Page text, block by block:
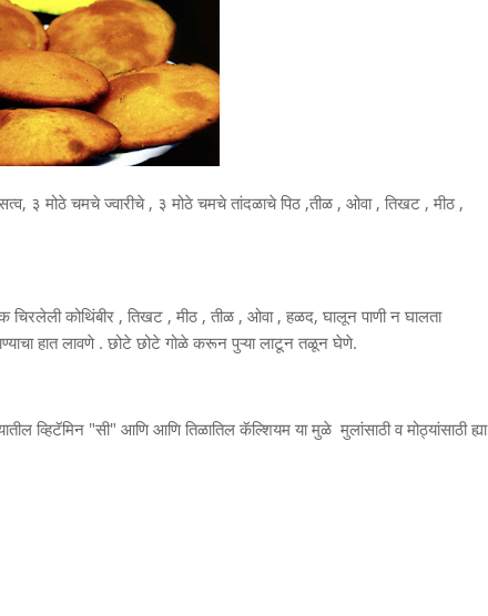
सत्व, ३ मोठे चमचे ज्वारीचे , ३ मोठे चमचे तांदळाचे पिठ ,तीळ , ओवा , तिखट , मीठ ,
कोथिंबीर , तिखट , मीठ , तीळ , ओवा , हळद, घालून पाणी न घालता
हात लावणे . छोटे छोटे गोळे करून पुऱ्या लाटून तळून घेणे.
व्हिटॅमिन "सी" आणि आणि तिळातिल कॅल्शियम या मुळे मुलांसाठी व मोठ्यांसाठी ह्या